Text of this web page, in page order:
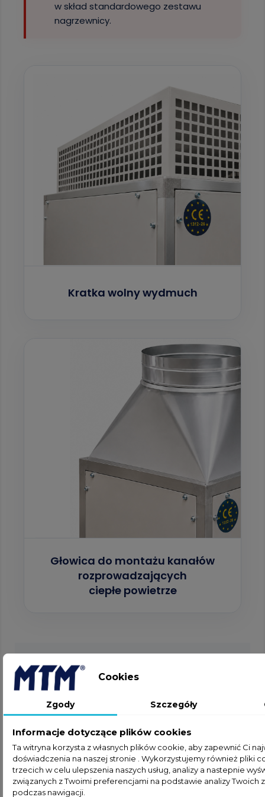
w skład standardowego zestawu
nagrzewnicy.
Kratka wolny wydmuch
Głowica do montażu kanałów
rozprowadzających
ciepłe powietrze
Praktyczne
Zastosowania i
Rozbudowa
Hale i Magazyny
Cookies
Zgody Szczegóły
Informacje dotyczące plików cookies
Ta witryna korzysta z własnych plików cookie, aby zapewnić Ci
doświadczenia na naszej stronie . Wykorzystujemy również pliki
trzecich w celu ulepszenia naszych usług, analizy a nastepnie
związanych z Twoimi preferencjami na podstawie analizy Twoich
podczas nawigacji.